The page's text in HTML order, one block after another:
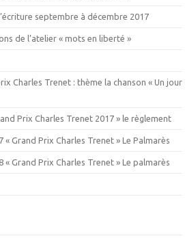
septembre à décembre 2017
de l’atelier « mots en liberté »
Charles Trenet : thème la chanson « Un jour
Prix Charles Trenet 2017 » le règlement
« Grand Prix Charles Trenet » Le Palmarès
« Grand Prix Charles Trenet » Le palmarès